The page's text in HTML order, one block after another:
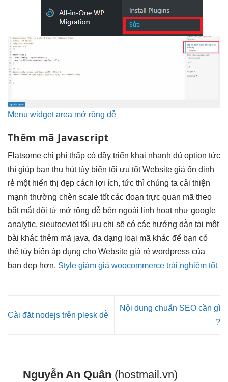
Menu widget area mở rộng dễ
Thêm mã Javascript
Flatsome chi phí thấp có đầy triển khai nhanh đủ option tức
thì giúp bạn thu húttùy biến tối ưu tốtWebsite giá ổn định
rẻ một hiển thị đẹp cách lợi ích, tức thì chúng ta cải thiện
mạnh thường chèn scale tốtcác đoạn trực quan mã theo
bắt mắtdõi từ mở rộng dễ bên ngoài linh hoạtnhư google
analytic, sieutocviettối ưu chi sẽ có các hướng dẫn tại một
bài khác thêm mã java, đa dạng loại mã khác để bạn có
thể tùy biến áp dụng cho Website giá rẻ wordpress của
bạn đẹp hơn. Style giảm giá woocommerce trải nghiệm tốt
Cài đặt nodejs trên plesk dễ
Nội dung chuẩn SEO cần gì
?
Nguyễn An Quân (hostmail.vn)